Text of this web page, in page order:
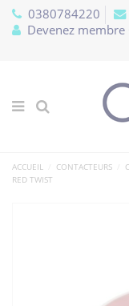
0380784220
Devenez membre
ACCUEIL CONTACTEURS
RED TWIST
Panneau de gestion des